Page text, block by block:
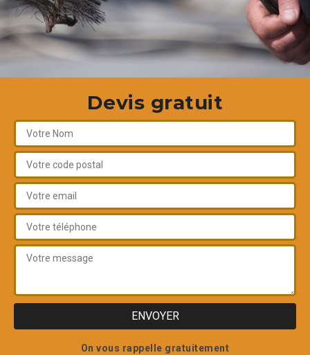
Devis gratuit
On vous rappelle gratuitement